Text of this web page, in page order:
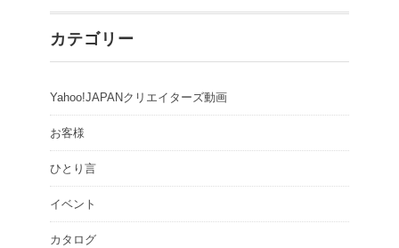
カテゴリー
Yahoo!JAPANクリエイターズ動画
お客様
ひとり言
イベント
カタログ